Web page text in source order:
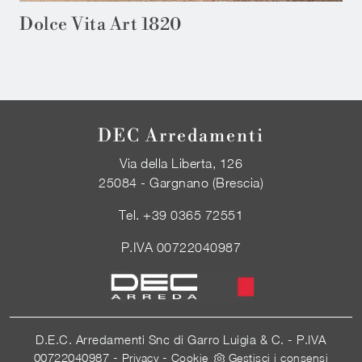
Dolce Vita Art 1820
DEC Arredamenti
Via della Liberta, 126
25084 - Gargnano (Brescia)
Tel.+39 0365 72551
P.IVA 00722040987
D.E.C. Arredamenti Snc di Garro Luigia & C. - P.IVA
00722040987 - Privacy- Cookie Gestisci i consensi